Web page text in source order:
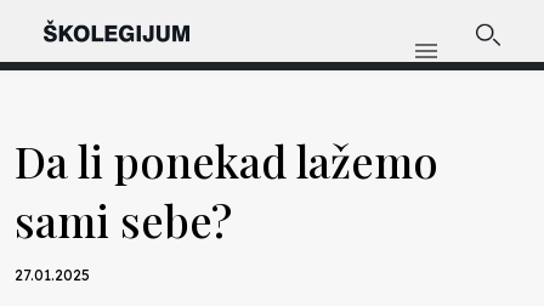
Da li ponekad lažemo
sami sebe?
27.01.2025